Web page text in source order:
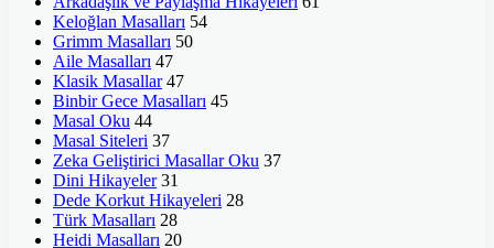
Keloğlan Masalları 54
Grimm Masalları 50
Aile Masalları 47
Klasik Masallar 47
Binbir Gece Masalları 45
Masal Oku 44
Masal Siteleri 37
Zeka Geliştirici Masallar Oku 37
Dini Hikayeler 31
Dede Korkut Hikayeleri 28
Türk Masalları 28
Heidi Masalları 20